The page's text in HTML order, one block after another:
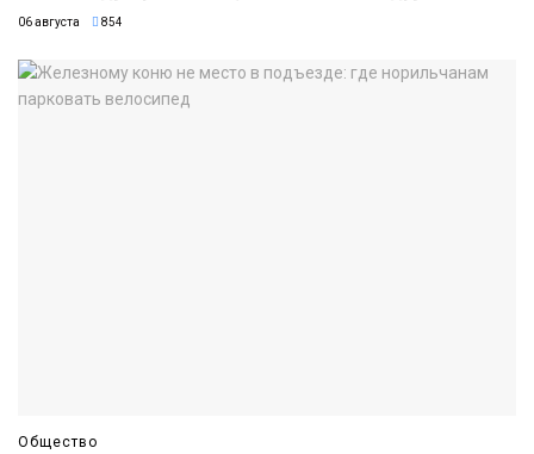
06 августа 854
Общество